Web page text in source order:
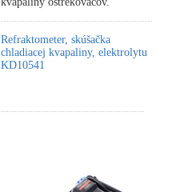
Refraktometer, skúšačka
chladiacej kvapaliny, elektrolytu
KD10541